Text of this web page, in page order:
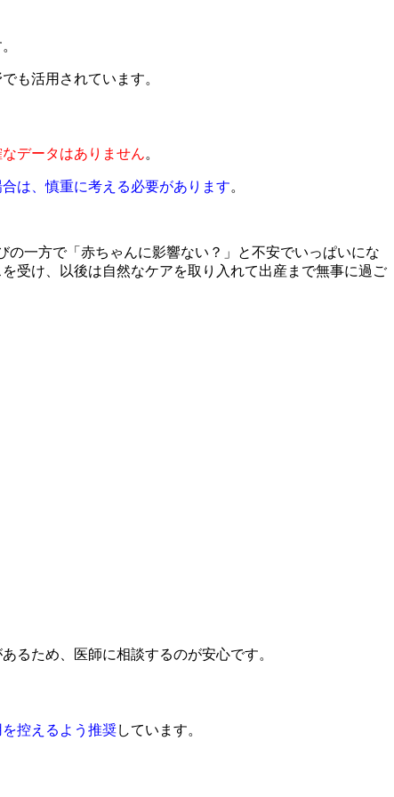
も活用されています。
データはありません。
は、慎重に考える必要があります。
一方で「赤ちゃんに影響ない？」と不安でいっぱいにな
受け、以後は自然なケアを取り入れて出産まで無事に過ご
るため、医師に相談するのが安心です。
控えるよう推奨しています。